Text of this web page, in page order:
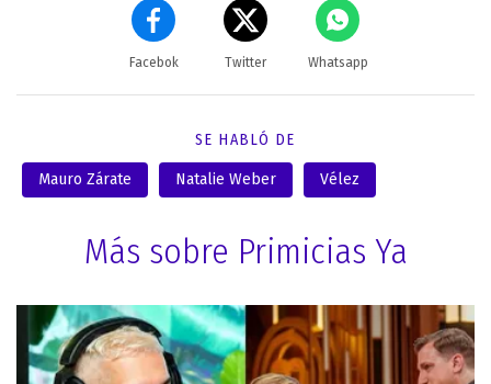
Facebok Twitter Whatsapp
SE HABLÓ DE
Mauro Zárate Natalie Weber Vélez
Más sobre Primicias Ya